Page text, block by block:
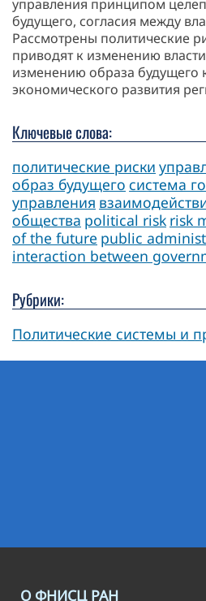
управления принципом
будущего, согласия между
Рассмотрены политические
приводят к изменению
изменению образа будущего
экономического развития
Ключевые слова:
политические риски
образ будущего система
управления
общества political risk risk
of the future public
interaction between
Рубрики:
Политические системы и
О ФНИСЦ РАН